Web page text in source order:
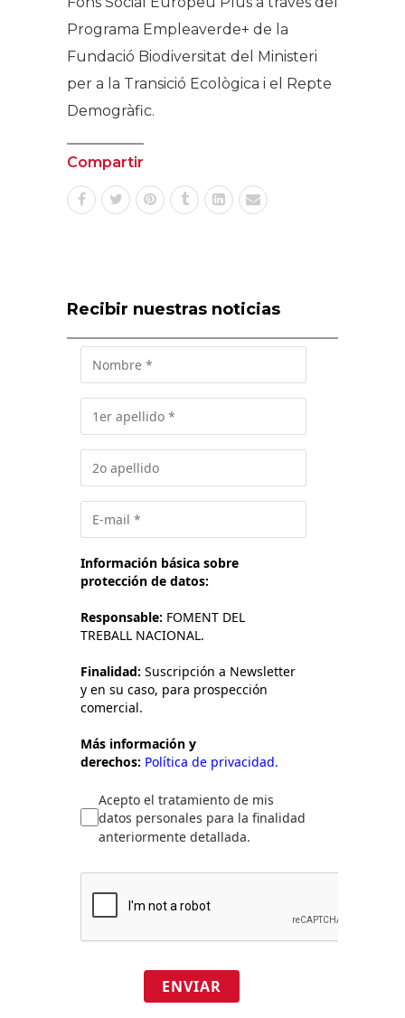
Programa Empleaverde+ de la
Fundació Biodiversitat del Ministeri
per a la Transició Ecològica i el Repte
Demogràfic.
Compartir
Recibir nuestras noticias
Información básica sobre
protección de datos:
Responsable: FOMENT DEL
TREBALL NACIONAL.
Finalidad: Suscripción a Newsletter
y en su caso, para prospección
comercial.
Más información y
derechos: Política de privacidad.
Acepto el tratamiento de mis
datos personales para la finalidad
anteriormente detallada.
ENVIAR